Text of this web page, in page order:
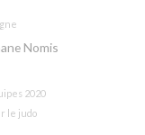
Nomis
2020
le judo